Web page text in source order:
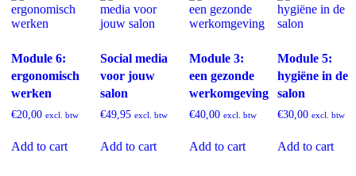
Module 6:
ergonomisch
werken
€20,00 excl. btw
Add to cart
Social media
voor jouw
salon
€49,95 excl. btw
Add to cart
Module 3:
een gezonde
werkomgeving
€40,00 excl. btw
Add to cart
Module 5:
hygiëne in de
salon
€30,00 excl. btw
Add to cart